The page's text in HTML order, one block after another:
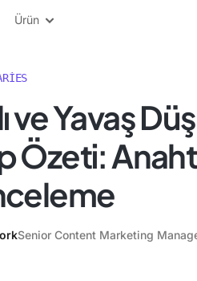
Ürün
ve Yavaş
Özeti:
Senior Content Marketing